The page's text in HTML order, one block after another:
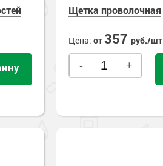
Щетка проволочная
Цена: от357 руб./шт
- +